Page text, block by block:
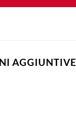
AGGIUNTIVE